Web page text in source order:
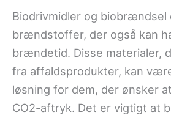
Biodrivmidler og biobrændsel
brændstoffer, der også kan
brændetid. Disse materialer,
fra affaldsprodukter, kan
løsning for dem, der ønsker
CO2-aftryk. Det er vigtigt at